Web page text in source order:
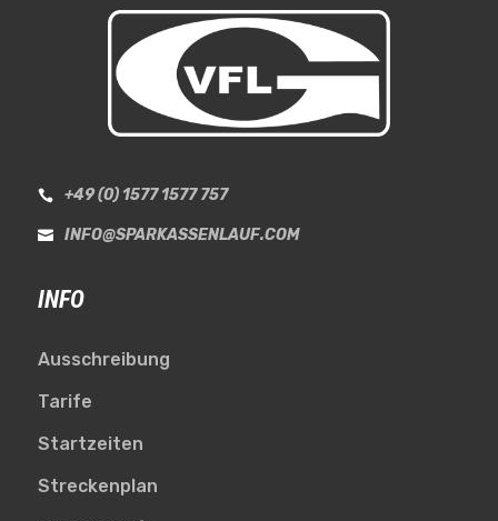
 +49 (0) 1577 1577 757
 INFO@SPARKASSENLAUF.COM
INFO
Ausschreibung
Tarife
Startzeiten
Streckenplan